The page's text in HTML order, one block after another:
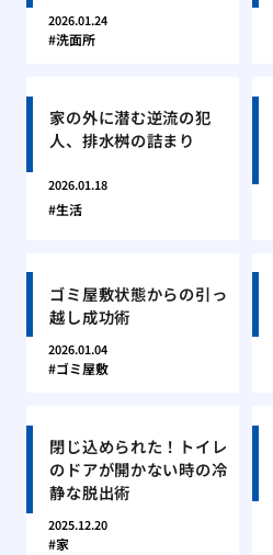
2026.01.24
洗面所
家の外に潜む逆流の犯
人、排水桝の詰まり
2026.01.18
生活
ゴミ屋敷状態からの引っ
越し成功術
2026.01.04
ゴミ屋敷
閉じ込められた！トイレ
のドアが開かない時の冷
静な脱出術
2025.12.20
家